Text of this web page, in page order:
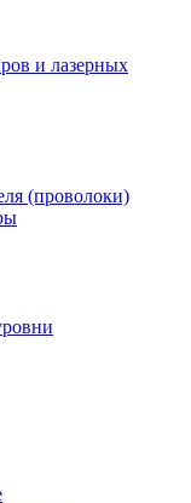
и лазерных
(проволоки)